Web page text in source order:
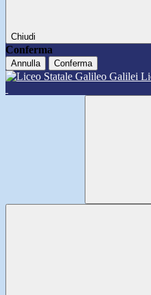
Chiudi
Conferma
Annulla Conferma